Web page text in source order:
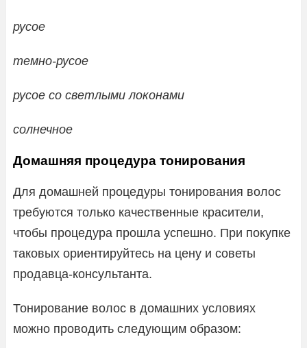
русое
темно-русое
русое со светлыми локонами
солнечное
Домашняя процедура тонирования
Для домашней процедуры тонирования волос
требуются только качественные красители,
чтобы процедура прошла успешно. При покупке
таковых ориентируйтесь на цену и советы
продавца-консультанта.
Тонирование волос в домашних условиях
можно проводить следующим образом: